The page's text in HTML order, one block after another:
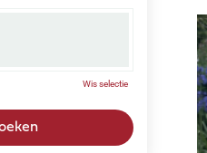
Wis selectie